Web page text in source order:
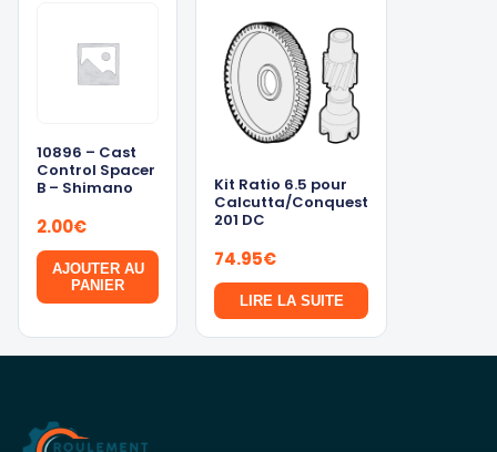
10896 – Cast
Control Spacer
B – Shimano
2.00€
AJOUTER AU
PANIER
Kit Ratio 6.5 pour
Calcutta/Conquest
201 DC
74.95€
LIRE LA SUITE